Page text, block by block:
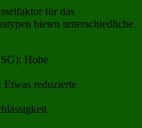
für das
bieten unterschiedliche
Hohe
Etwas reduzierte